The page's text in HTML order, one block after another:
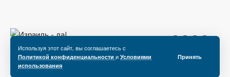
Используя этот сайт, вы соглашаетесь с
Политикой конфиденциальности и Условиями
использования
Принять
Подпишитесь на нас